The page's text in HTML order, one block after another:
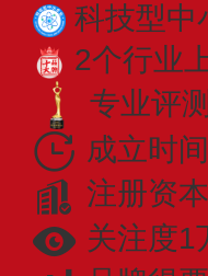
科技型中
2个行业
专业评
成立时
注册资
关注度1